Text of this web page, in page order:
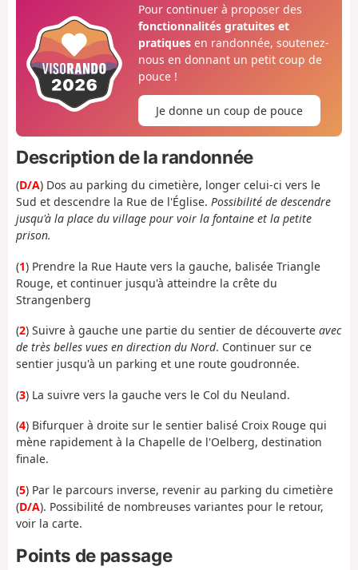
Pour continuer à proposer des
fonctionnalités gratuites et
pratiquesen randonnée, soutenez-
nous en donnant un petit coup de
pouce !
Je donne un coup de pouce
Description de la randonnée
(D/A) Dos au parking du cimetière, longer celui-ci vers le
Sud et descendre la Rue de l'Église. Possibilité de descendre
jusqu'à la place du village pour voir la fontaine et la petite
prison.
(1) Prendre la Rue Haute vers la gauche, balisée Triangle
Rouge, et continuer jusqu'à atteindre la crête du
Strangenberg
(2) Suivre à gauche une partie du sentier de découverte avec
de très belles vues en direction du Nord. Continuer sur ce
sentier jusqu'à un parking et une route goudronnée.
(3) La suivre vers la gauche vers le Col du Neuland.
(4) Bifurquer à droite sur le sentier balisé Croix Rouge qui
mène rapidement à la Chapelle de l'Oelberg, destination
finale.
(5) Par le parcours inverse, revenir au parking du cimetière
(D/A). Possibilité de nombreuses variantes pour le retour,
voir la carte.
Points de passage